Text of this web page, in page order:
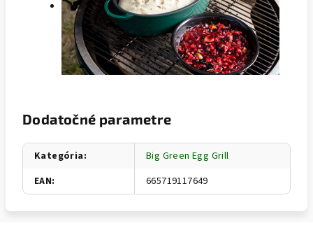
Dodatočné parametre
Kategória:
Big Green Egg Grill
EAN: 665719117649